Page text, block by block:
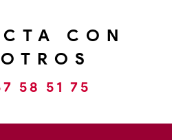
CON
58 51 75